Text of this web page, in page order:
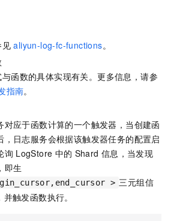
见 aliyun-log-fc-functions。
函数的具体实现有关。更多信息，请参
指南。
对应于函数计算的一个触发器，当创建函
，日志服务会根据该触发器任务的配置启
询 LogStore 中的 Shard 信息，当发现
即生
> 三元组信
触发函数执行。